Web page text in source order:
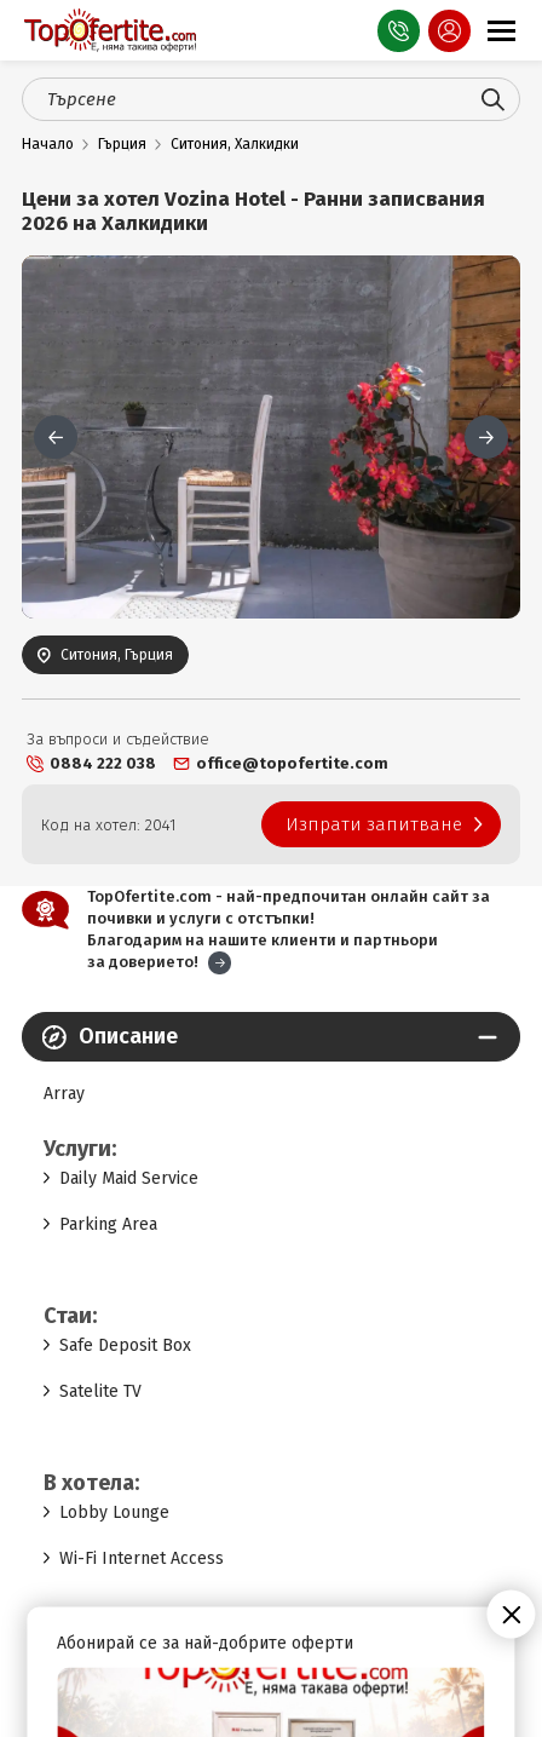
Оферти
СПА
Планина
Море
Чужбина
Турция
Гърция
Услуги
Вход
Начало Гърция Ситония, Халкидки
Цени за хотел Vozina Hotel - Ранни записвания
2026 на Халкидики
Ситония, Гърция
За въпроси и съдействие
0884 222 038
office@topofertite.com
Код на хотел: 2041 Изпрати запитване
TopOfertite.com - най-предпочитан онлайн сайт за
почивки и услуги с отстъпки!
Благодарим на нашите клиенти и партньори
за доверието!
Описание
Array
Услуги:
Daily Maid Service
Parking Area
Стаи:
Safe Deposit Box
Satelite TV
В хотела:
Lobby Lounge
Wi-Fi Internet Access
Абонирай се за най-добрите оферти